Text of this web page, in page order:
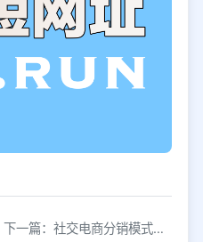
下一篇：社交电商分销模式是否只是短期热潮